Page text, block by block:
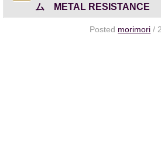
ム METAL RESISTANCE
Posted morimori /